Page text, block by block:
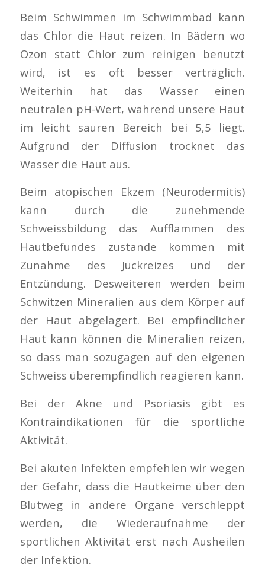
Beim Schwimmen im Schwimmbad kann
das Chlor die Haut reizen. In Bädern wo
Ozon statt Chlor zum reinigen benutzt
wird, ist es oft besser verträglich.
Weiterhin hat das Wasser einen
neutralen pH-Wert, während unsere Haut
im leicht sauren Bereich bei 5,5 liegt.
Aufgrund der Diffusion trocknet das
Wasser die Haut aus.
Beim atopischen Ekzem (Neurodermitis)
kann durch die zunehmende
Schweissbildung das Aufflammen des
Hautbefundes zustande kommen mit
Zunahme des Juckreizes und der
Entzündung. Desweiteren werden beim
Schwitzen Mineralien aus dem Körper auf
der Haut abgelagert. Bei empfindlicher
Haut kann können die Mineralien reizen,
so dass man sozugagen auf den eigenen
Schweiss überempfindlich reagieren kann.
Bei der Akne und Psoriasis gibt es
Kontraindikationen für die sportliche
Aktivität.
Bei akuten Infekten empfehlen wir wegen
der Gefahr, dass die Hautkeime über den
Blutweg in andere Organe verschleppt
werden, die Wiederaufnahme der
sportlichen Aktivität erst nach Ausheilen
der Infektion.